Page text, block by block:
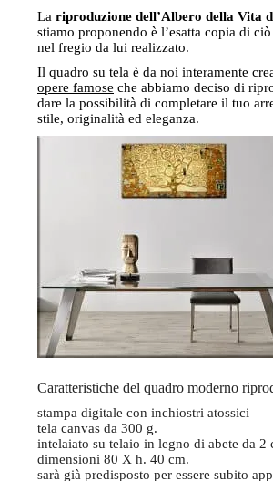
La riproduzione dell’Albero della Vita
stiamo proponendo è l’esatta copia di ciò
nel fregio da lui realizzato.
Il quadro su tela è da noi interamente
opere famose che abbiamo deciso di
dare la possibilità di completare il tuo
stile, originalità ed eleganza.
Caratteristiche del quadro moderno
stampa digitale con inchiostri atossici
tela canvas da 300 g.
intelaiato su telaio in legno di abete da 2
dimensioni 80 X h. 40 cm.
sarà già predisposto per essere subito